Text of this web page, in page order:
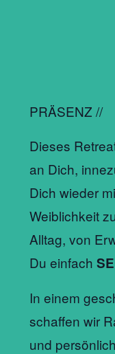
PRÄSENZ //
Dieses
an Dich,
Dich wieder
Weiblichkeit
Alltag, von
Du einfach
In einem
schaffen wir
und